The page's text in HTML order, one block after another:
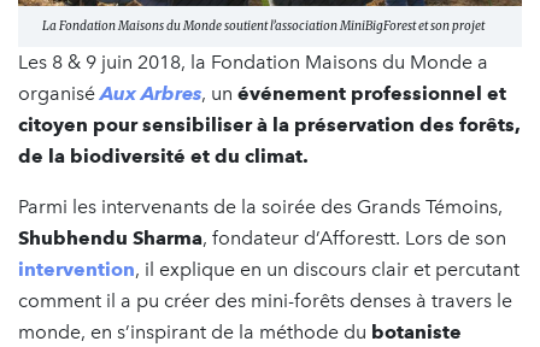
La Fondation Maisons du Monde soutient l’association MiniBigForest et son projet
Les 8 & 9 juin 2018, la Fondation Maisons du Monde a
organiséAux Arbres, un événement professionnel et
citoyen pour sensibiliser à la préservation des forêts,
de la biodiversité et du climat.
Parmi les intervenants de la soirée des Grands Témoins,
Shubhendu Sharma, fondateur d’Afforestt. Lors de son
intervention, il explique en un discours clair et percutant
comment il a pu créer des mini-forêts denses à travers le
monde, en s’inspirant de la méthode du botaniste